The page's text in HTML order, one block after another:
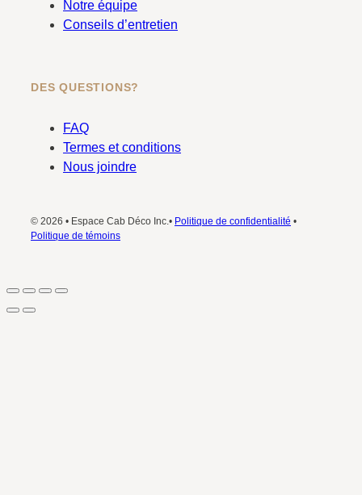
Notre équipe
Conseils d’entretien
DES QUESTIONS?
FAQ
Termes et conditions
Nous joindre
© 2026 • Espace Cab Déco Inc.• Politique de confidentialité •
Politique de témoins